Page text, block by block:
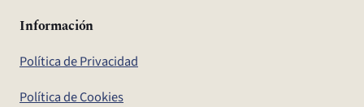
Información
Política de Privacidad
Política de Cookies